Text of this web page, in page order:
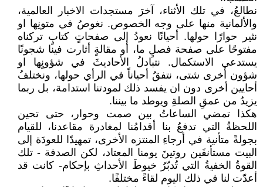
نطالعُ، في تلك الأثناء، آخرَ مستجدات الاخبار العالمية،
والألمانية منها على وجه الخصوص. نغوصُ في متونِها او
نثير حوارًا حولها. أحيانًا نعودُ إلى صفحاتٍ كتابٍ تركناه
مفتوحًا على صفحة فصلٍ ما، أو مقالةٍ أثارت فينا شجونًا
يستدعي الاستكمال. نتبادلُ الأحاديثَ في شؤونٍها او
شؤون أخرى شتى، نتفقُ أحياناً في الرأي حولها، ونختلفُ
أحايين أخرى دون ان يفسد ذلك لمودتنا استدامة، بل ربما
يزيدُ من عمقِ الصلةِ ويوطد ما بيننا.
هكذا تمضي الساعاتُ بين صمت وحوار، حتى تحين
اللحظةُ التي تدفعُ بنا أقدامُنا لمغادرة مقاعدنا، للقيام
بجولةً متأنية في أرجاءِ المنتزه الأخرى، تمهيدًا للعودَة إلى
البيت مستأنفَين روتينَ يومنا المعتاد، لكن الصدفة - تلك
القوةُ الخفيةُ التي تُدبّرُ خيوطَ الأحداثِ بإحكام- كانت قد
أعدّت لنا في ذلك اليوم لقاءً مختلفًا.